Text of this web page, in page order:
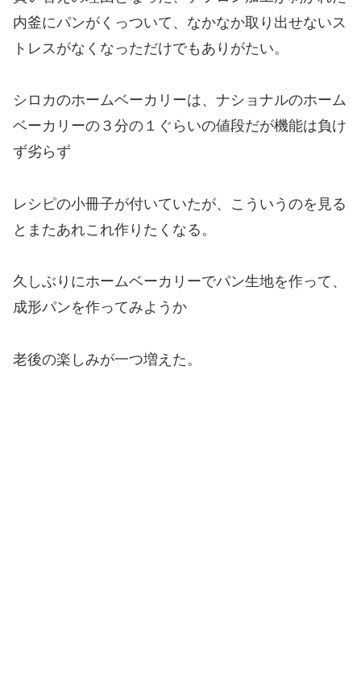
内釜にパンがくっついて、なかなか取り出せないス
トレスがなくなっただけでもありがたい。
シロカのホームベーカリーは、ナショナルのホーム
ベーカリーの３分の１ぐらいの値段だが機能は負け
ず劣らず
レシピの小冊子が付いていたが、こういうのを見る
とまたあれこれ作りたくなる。
久しぶりにホームベーカリーでパン生地を作って、
成形パンを作ってみようか
老後の楽しみが一つ増えた。